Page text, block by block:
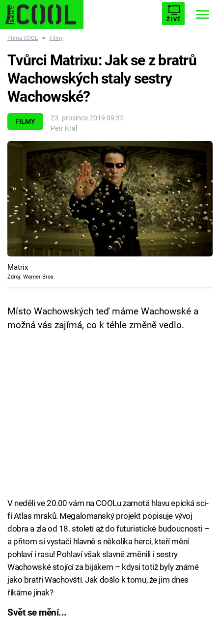
ŽIVĚ
ESCAPE PLNEJ KOTEL AVENGERS 5
Témata
Filmy
Seriály
Hry
Cool Esport
Pořady
TV Program
Přihlášení
Prima COOL ■ Filmy
FILMY
23. prosince 2019 09:35
Petr Král
Tvůrci Matrixu: Jak se z bratrů
Wachowských staly sestry
Wachowské?
Matrix
Zdroj: Warner Bros.
Místo Wachowských teď máme Wachowské a
možná vás zajímá, co k téhle změně vedlo.
V neděli ve 20.00 vám na COOLu zamotá hlavu epická sci-
fi Atlas mraků. Megalomanský projekt popisuje vývoj
dobra a zla od 18. století až do futuristické budoucnosti –
a přitom si vystačí hlavně s několika herci, kteří mění
pohlaví i rasu! Pohlaví však slavně změnili i sestry
Wachowské stojící za bijákem – kdysi totiž byly známé
jako bratři Wachovští. Jak došlo k tomu, že jim dnes
říkáme jinak?
Svět se mění...